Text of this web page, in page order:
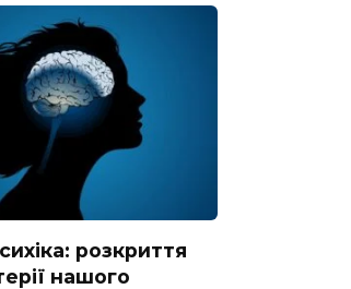
розкриття
нашого